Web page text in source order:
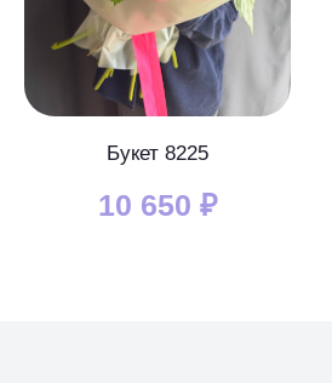
Букет 8225
10 650 ₽